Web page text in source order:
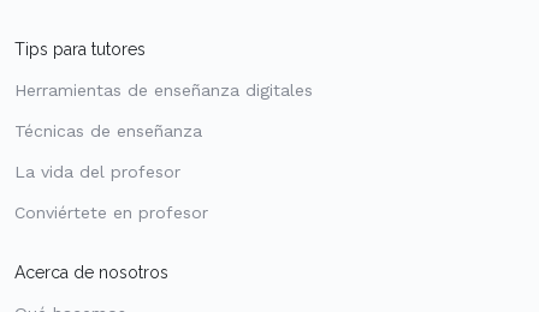
Tips para tutores
Herramientas de enseñanza digitales
Técnicas de enseñanza
La vida del profesor
Conviértete en profesor
Acerca de nosotros